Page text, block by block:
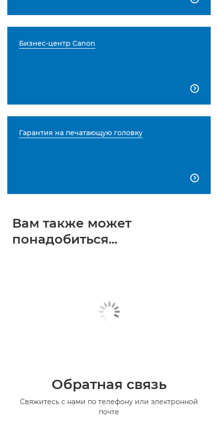
Бизнес-центр Canon

Гарантия на печатающую головку

Вам также может
понадобиться...
Обратная связь
Свяжитесь с нами по телефону или электронной
почте